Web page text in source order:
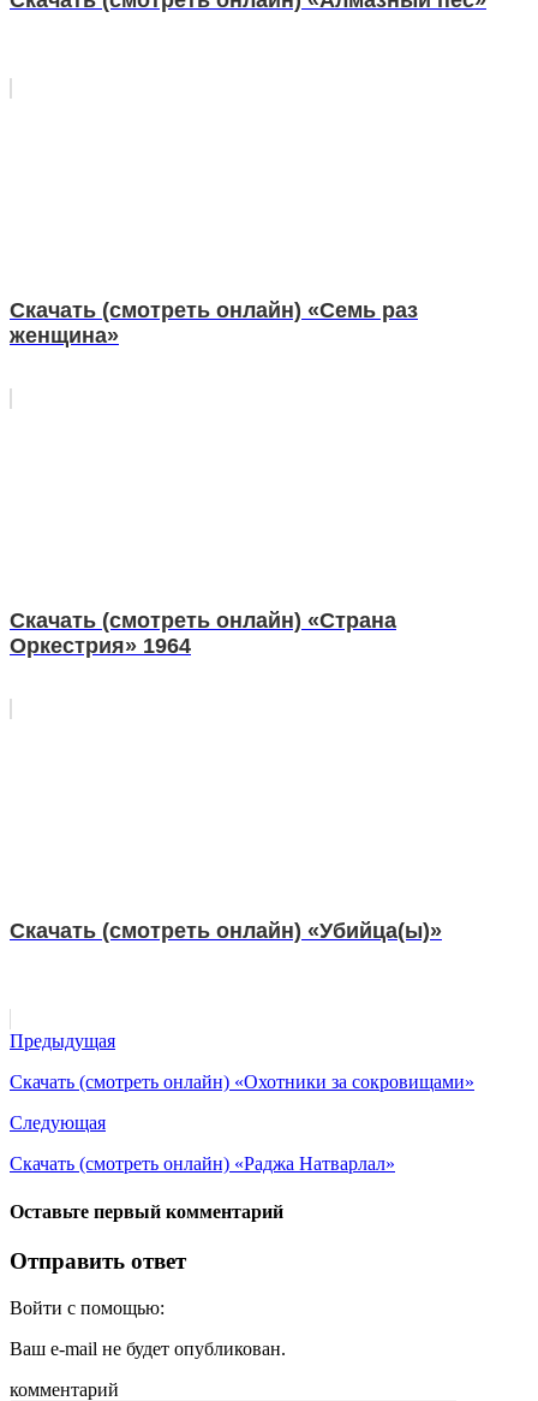
Скачать (смотреть онлайн) «Семь раз
женщина»
Скачать (смотреть онлайн) «Страна
Оркестрия» 1964
Скачать (смотреть онлайн) «Убийца(ы)»
Предыдущая
Скачать (смотреть онлайн) «Охотники за сокровищами»
Следующая
Скачать (смотреть онлайн) «Раджа Натварлал»
Оставьте первый комментарий
Отправить ответ
Войти с помощью:
Ваш e-mail не будет опубликован.
комментарий